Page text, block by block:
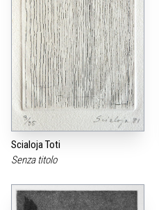
Scialoja Toti
Senza titolo